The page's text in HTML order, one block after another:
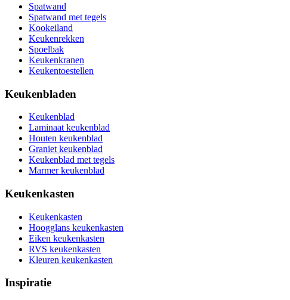
Spatwand
Spatwand met tegels
Kookeiland
Keukenrekken
Spoelbak
Keukenkranen
Keukentoestellen
Keukenbladen
Keukenblad
Laminaat keukenblad
Houten keukenblad
Graniet keukenblad
Keukenblad met tegels
Marmer keukenblad
Keukenkasten
Keukenkasten
Hoogglans keukenkasten
Eiken keukenkasten
RVS keukenkasten
Kleuren keukenkasten
Inspiratie